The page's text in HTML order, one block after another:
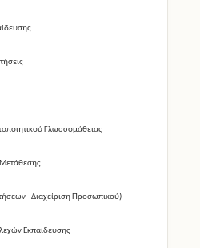
Γλωσσομάθειας
Μετάθεσης
- Διαχείριση Προσωπικού)
Εκπαίδευσης